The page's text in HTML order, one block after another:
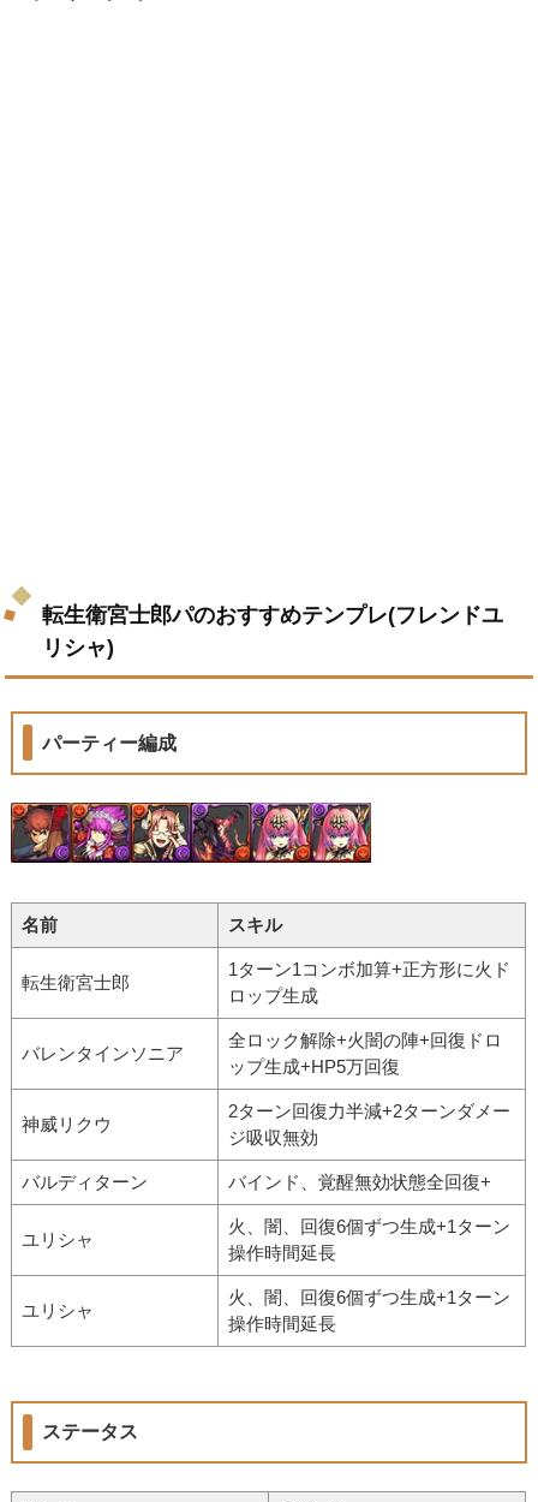
転生衛宮士郎パのおすすめテンプレ(フレンドユ
リシャ)
パーティー編成
名前 スキル
転生衛宮士郎
1ターン1コンボ加算+正方形に火ド
ロップ生成
バレンタインソニア
全ロック解除+火闇の陣+回復ドロ
ップ生成+HP5万回復
神威リクウ
2ターン回復力半減+2ターンダメー
ジ吸収無効
バルディターン バインド、覚醒無効状態全回復+
ユリシャ
火、闇、回復6個ずつ生成+1ターン
操作時間延長
ユリシャ
火、闇、回復6個ずつ生成+1ターン
操作時間延長
ステータス